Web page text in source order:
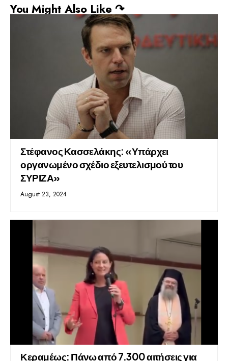
You Might Also Like ↷
Στέφανος Κασσελάκης: «Υπάρχει
οργανωμένο σχέδιο εξευτελισμού του
ΣΥΡΙΖΑ»
August 23, 2024
Κεραμέως: Πάνω από 7.300 αιτήσεις για